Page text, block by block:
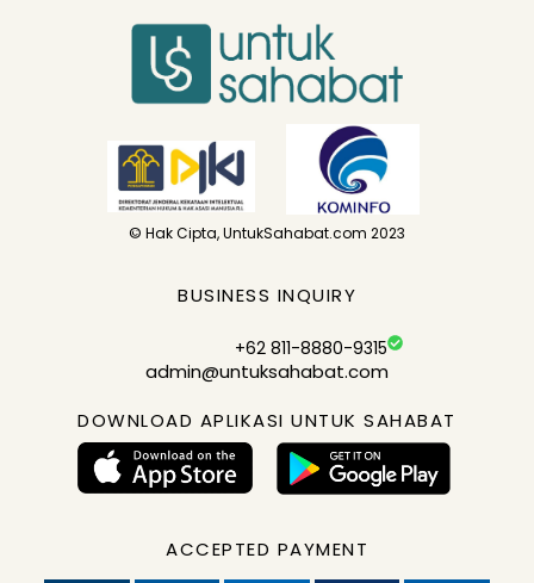
© Hak Cipta, UntukSahabat.com 2023
BUSINESS INQUIRY
+62 811-8880-9315
admin@untuksahabat.com
DOWNLOAD APLIKASI UNTUK SAHABAT
ACCEPTED PAYMENT